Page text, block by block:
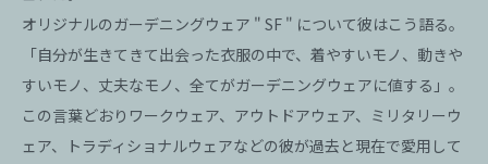
オリジナルのガーデニングウェア " SF " について彼はこう語る。
「自分が生きてきて出会った衣服の中で、着やすいモノ、動きや
すいモノ、丈夫なモノ、全てがガーデニングウェアに値する」。
この言葉どおりワークウェア、アウトドアウェア、ミリタリーウ
ェア、トラディショナルウェアなどの彼が過去と現在で愛用して